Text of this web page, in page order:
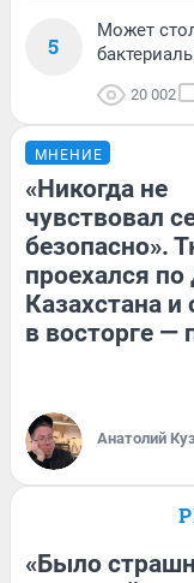
5
Может
20 002
МНЕНИЕ
«Никогда не
чувствовал
безопасно».
проехался по
Казахстана и
в восторге —
Анатолий
«Было